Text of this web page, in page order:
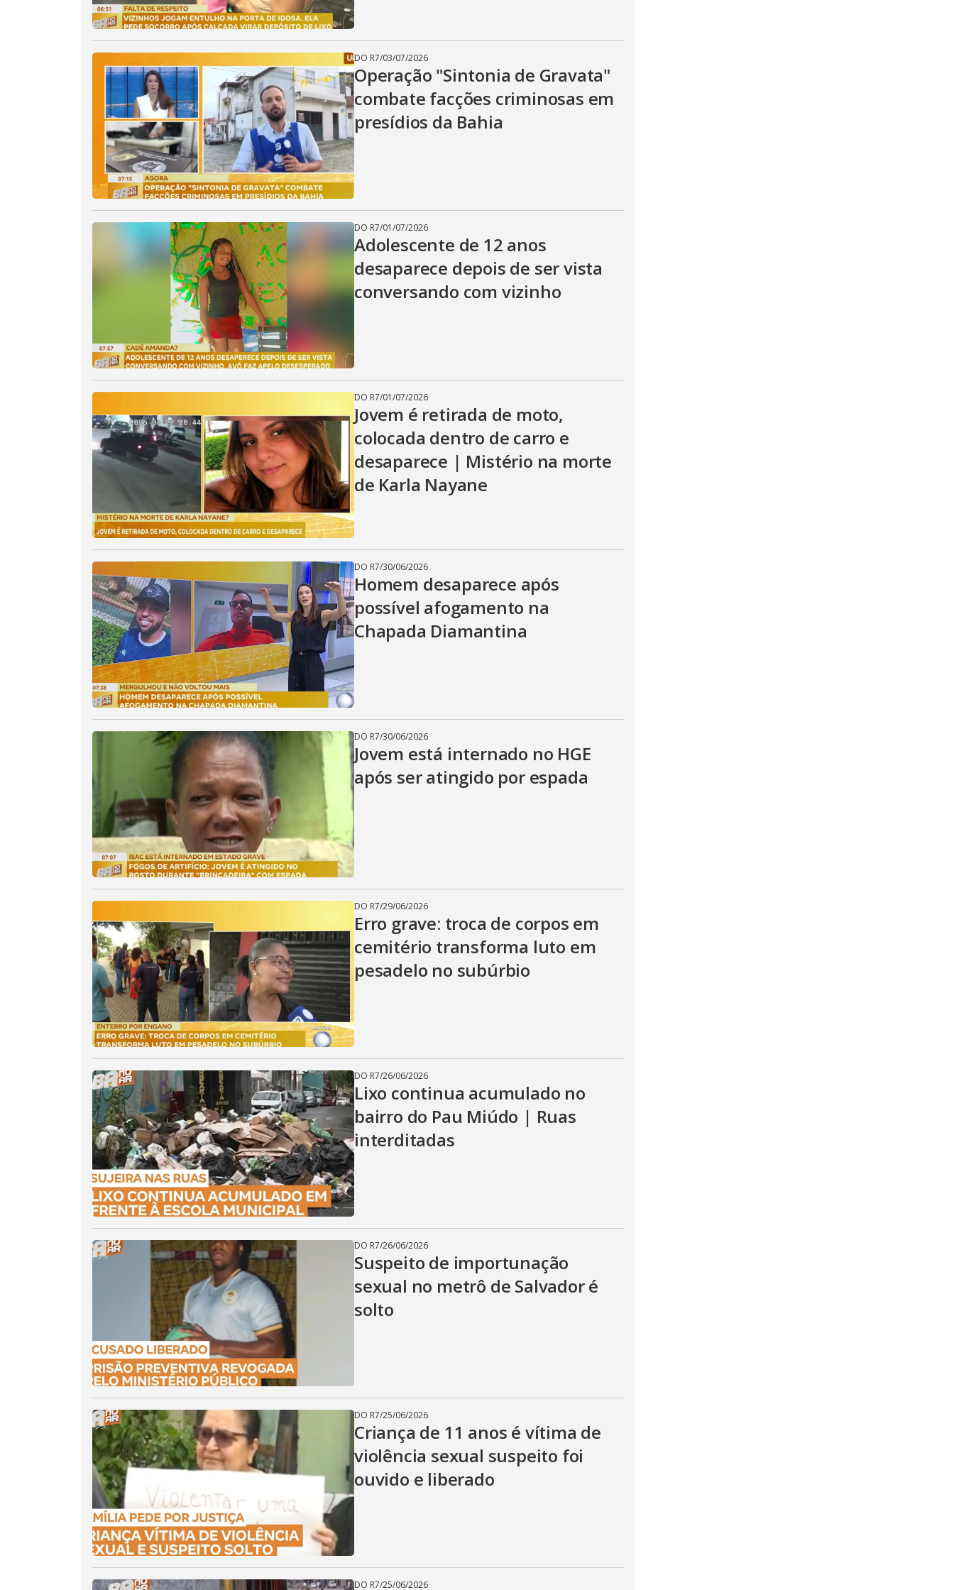
i
d
e
o
DO R7/03/07/2026
Operação "Sintonia de Gravata"
combate facções criminosas em
presídios da Bahia
DO R7/01/07/2026
Adolescente de 12 anos
desaparece depois de ser vista
conversando com vizinho
DO R7/01/07/2026
Jovem é retirada de moto,
colocada dentro de carro e
desaparece | Mistério na morte
de Karla Nayane
DO R7/30/06/2026
Homem desaparece após
possível afogamento na
Chapada Diamantina
DO R7/30/06/2026
Jovem está internado no HGE
após ser atingido por espada
DO R7/29/06/2026
Erro grave: troca de corpos em
cemitério transforma luto em
pesadelo no subúrbio
DO R7/26/06/2026
Lixo continua acumulado no
bairro do Pau Miúdo | Ruas
interditadas
DO R7/26/06/2026
Suspeito de importunação
sexual no metrô de Salvador é
solto
DO R7/25/06/2026
Criança de 11 anos é vítima de
violência sexual suspeito foi
ouvido e liberado
DO R7/25/06/2026